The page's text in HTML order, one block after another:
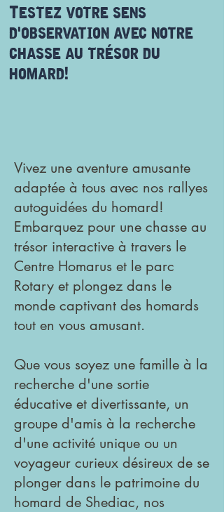
Testez votre sens
d'observation avec notre
chasse au trésor du
homard!
Vivez une aventure amusante
adaptée à tous avec nos rallyes
autoguidées du homard!
Embarquez pour une chasse au
trésor interactive à travers le
Centre Homarus et le parc
Rotary et plongez dans le
monde captivant des homards
tout en vous amusant.
Que vous soyez une famille à la
recherche d'une sortie
éducative et divertissante, un
groupe d'amis à la recherche
d'une activité unique ou un
voyageur curieux désireux de se
plonger dans le patrimoine du
homard de Shediac, nos